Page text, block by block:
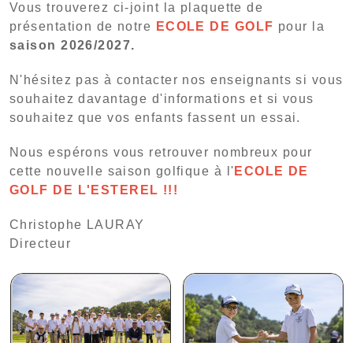
Vous trouverez ci-joint la plaquette de
présentation de notre ECOLE DE GOLF pour la
saison 2026/2027.
N'hésitez pas à contacter nos enseignants si vous
souhaitez davantage d'informations et si vous
souhaitez que vos enfants fassent un essai.
Nous espérons vous retrouver nombreux pour
cette nouvelle saison golfique à l' ECOLE DE
GOLF DE L'ESTEREL !!!
Christophe LAURAY
Directeur